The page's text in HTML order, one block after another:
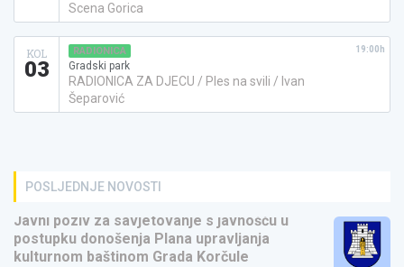
Scena Gorica
KOL
03
RADIONICA
Gradski park
RADIONICA ZA DJECU / Ples na svili / Ivan
Šeparović
19:00h
POSLJEDNJE NOVOSTI
Javni poziv za savjetovanje s javnošću u
postupku donošenja Plana upravljanja
kulturnom baštinom Grada Korčule